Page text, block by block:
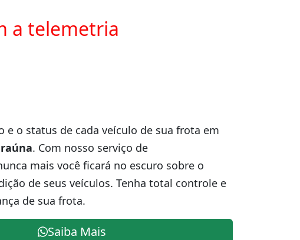
a telemetria
e o status de cada veículo de sua frota em
. Com nosso serviço de
mais você ficará no escuro sobre o
de seus veículos. Tenha total controle e
de sua frota.
Saiba Mais